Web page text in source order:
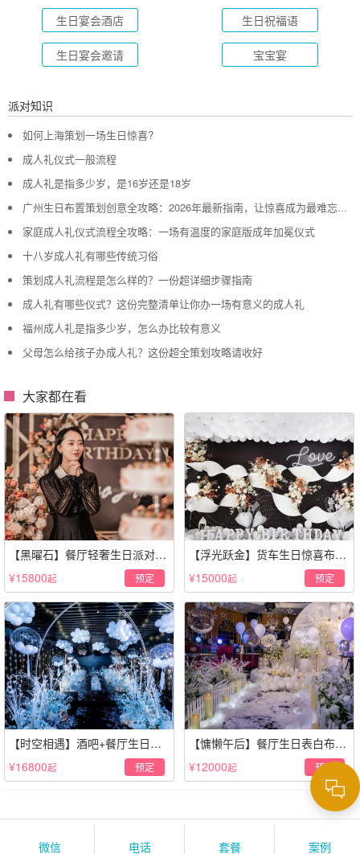
生日宴会酒店 生日祝福语
生日宴会邀请 宝宝宴
派对知识
如何上海策划一场生日惊喜?
成人礼仪式一般流程
成人礼是指多少岁，是16岁还是18岁
广州生日布置策划创意全攻略：2026年最新指南，让惊喜成为最难忘的记忆
家庭成人礼仪式流程全攻略：一场有温度的家庭版成年加冕仪式
十八岁成人礼有哪些传统习俗
策划成人礼流程是怎么样的？一份超详细步骤指南
成人礼有哪些仪式？这份完整清单让你办一场有意义的成人礼
福州成人礼是指多少岁，怎么办比较有意义
父母怎么给孩子办成人礼？这份超全策划攻略请收好
大家都在看
【黑曜石】餐厅轻奢生日派对策
划·黑金风格
¥15800起 预定
【浮光跃金】货车生日惊喜布置
·经典白色系
¥15000起 预定
【时空相遇】酒吧+餐厅生日惊
喜策划·高级感蓝色系
¥16800起 预定
【慵懒午后】餐厅生日表白布置
场景·轻奢白色系
¥12000起 预定
微信 电话 套餐 案例